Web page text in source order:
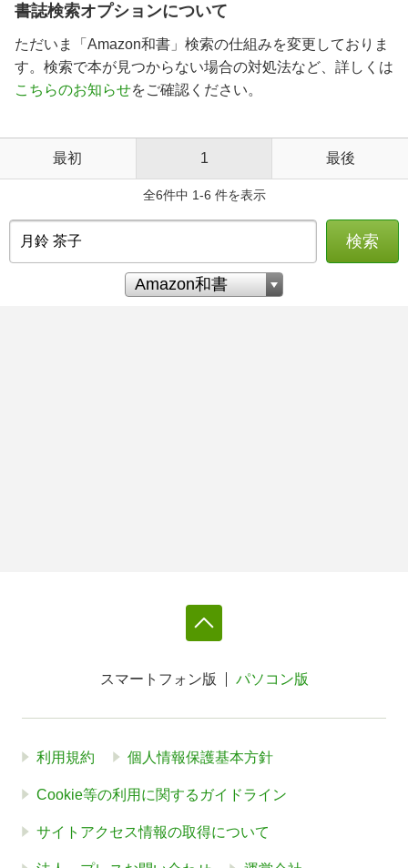
書誌検索オプションについて
ただいま「Amazon和書」検索の仕組みを変更しておりま
す。検索で本が見つからない場合の対処法など、詳しくは
こちらのお知らせをご確認ください。
最初 1 最後
全6件中 1-6 件を表示
検索
スマートフォン版 パソコン版
利用規約 個人情報保護基本方針
Cookie等の利用に関するガイドライン
サイトアクセス情報の取得について